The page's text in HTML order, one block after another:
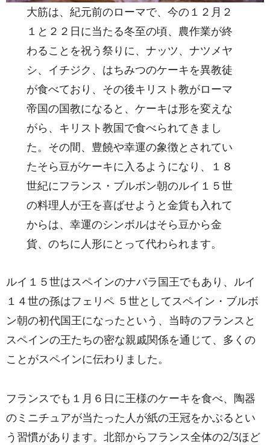
大筋は、紀元前のローマで、今の１２月２
１と２２日に当たる冬至の頃、農作業が終
わることを祝う祭りに、ナッツ、ナツメヤ
シ、イチジク、はちみつのケーキを異教徒
が食べており、その後キリスト教がローマ
帝国の国教になると、ケーキは形を変えな
がら、キリスト教国で食べられてきまし
た。その間、豊饒や幸運の象徴とされてい
たそら豆がケーキに入るようになり、１８
世紀にフランス・ブルボン朝のルイ１５世
の料理人が王を喜ばせようと金貨も入れて
からは、幸運のシンボルはそら豆から金
貨、のちに人形にとって代わられます。
ルイ１５世はスペインのナバラ国王でもあり、ルイ
１４世の孫はフェリペ ５世としてスペイン・ブルボ
ン朝の初代国王になったという、当時のフランスと
スペインの王たちの密な親戚関係を通じて、多くの
ことがスペインに伝わりました。
フランスでも１月６日に王様のケーキを食べ、陶器
のミニチュアが当たった人が紙の王冠をかぶるとい
う習慣があります。北部からフランス全体の2/3ほど